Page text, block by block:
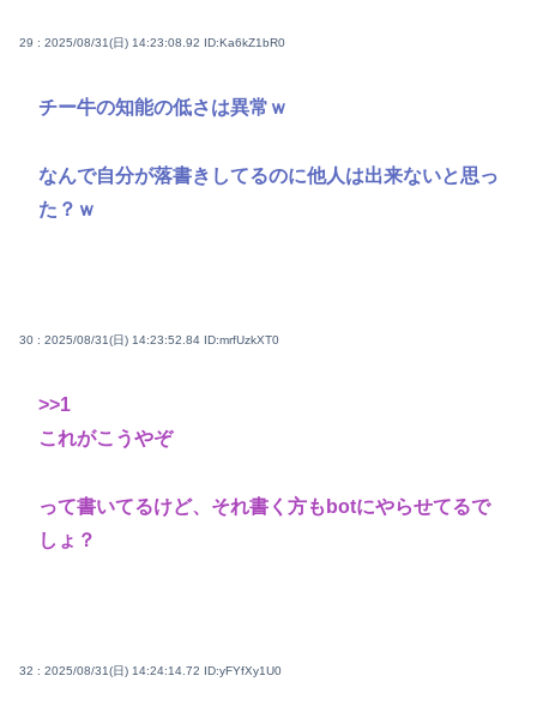
29 : 2025/08/31(日) 14:23:08.92 ID:Ka6kZ1bR0
チー牛の知能の低さは異常ｗ
なんで自分が落書きしてるのに他人は出来ないと思っ
た？ｗ
30 : 2025/08/31(日) 14:23:52.84 ID:mrfUzkXT0
>>1
これがこうやぞ
って書いてるけど、それ書く方もbotにやらせてるで
しょ？
32 : 2025/08/31(日) 14:24:14.72 ID:yFYfXy1U0